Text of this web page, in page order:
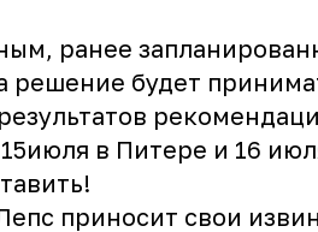
ранее
решение будет
в Питере и 16
приносит свои